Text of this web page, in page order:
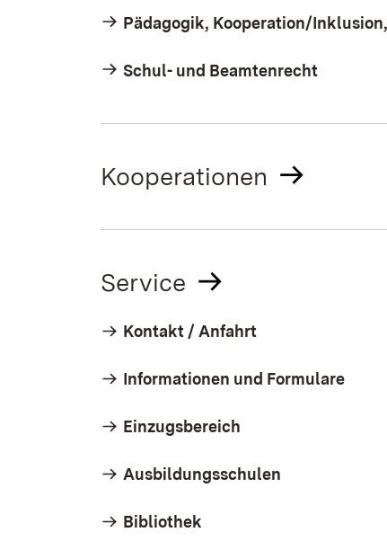
Pädagogik, Kooperation/
Schul- und Beamtenrecht
Kooperationen
Service
Kontakt / Anfahrt
Informationen und Formulare
Einzugsbereich
Ausbildungsschulen
Bibliothek